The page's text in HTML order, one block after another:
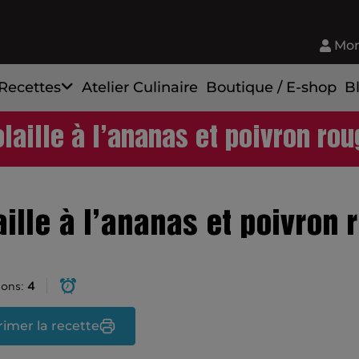
Atelier Culinaire Boutique / E-shop
à l’ananas et poivron
à l’ananas et poivron
4
la recette